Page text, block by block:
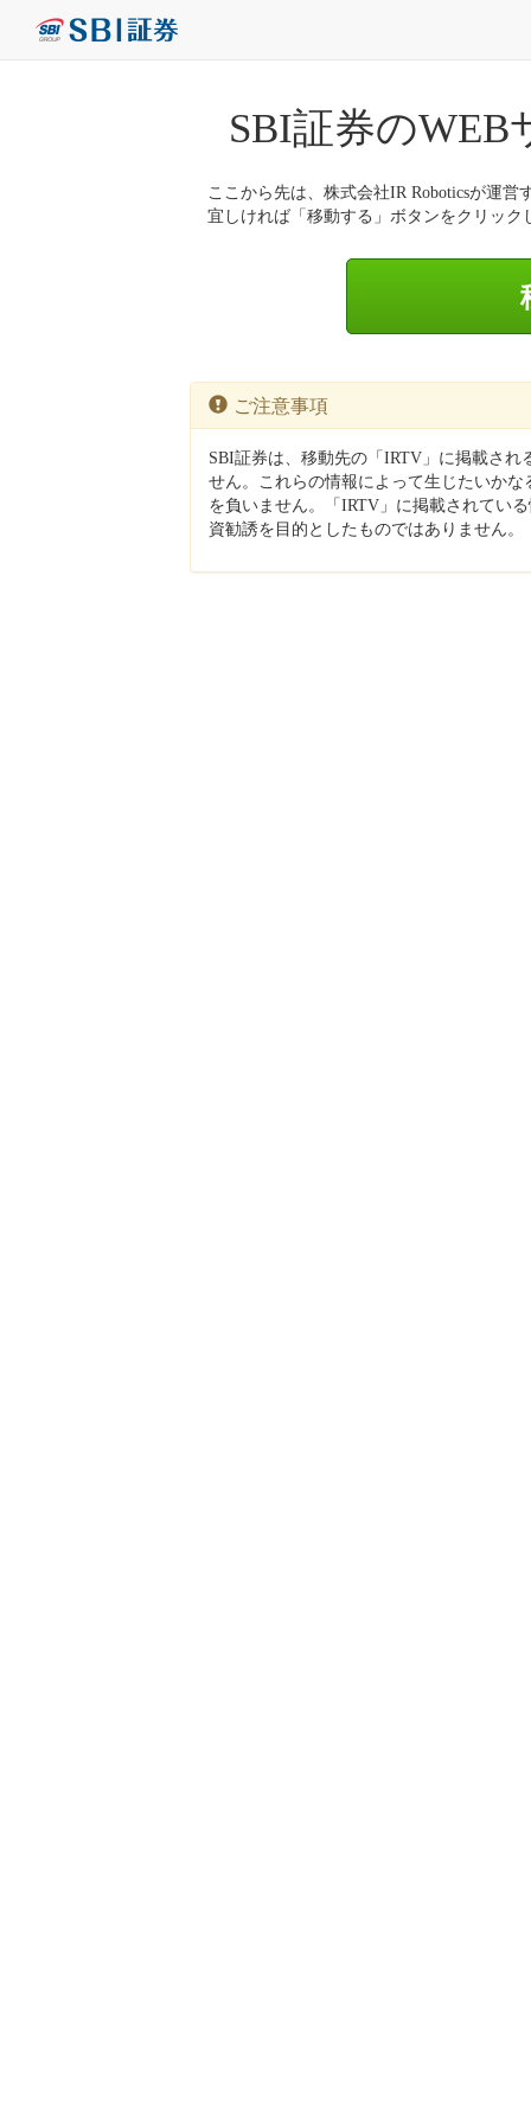
SBI証券の
ここから先は、株式会社IR Roboticsが運営
宜しければ「移動する」ボタンをクリック
ご注意事項
SBI証券は、移動先の「IRTV」に掲載さ
せん。これらの情報によって生じたいか
を負いません。「IRTV」に掲載されてい
資勧誘を目的としたものではありません。